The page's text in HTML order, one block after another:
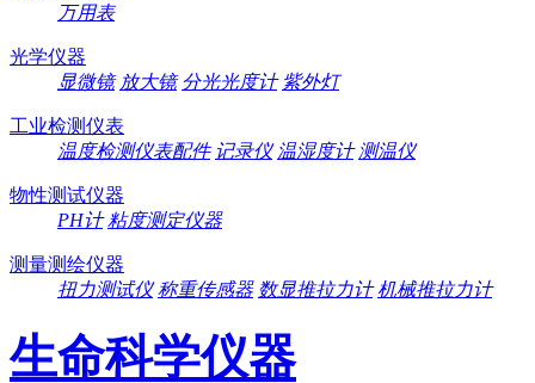
万用表
光学仪器
显微镜 放大镜 分光光度计 紫外灯
工业检测仪表
温度检测仪表配件 记录仪 温湿度计 测温仪
物性测试仪器
PH计 粘度测定仪器
测量测绘仪器
扭力测试仪 称重传感器 数显推拉力计 机械推拉力计
生命科学仪器